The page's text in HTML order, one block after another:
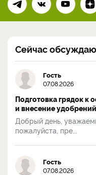
Сейчас
Гость
07.08.2026
Подготовка грядок к
и внесение удобрений
Добрый день,
пожалуйста, пре...
Гость
07.08.2026